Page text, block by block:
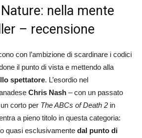
nella mente
– recensione
con l’ambizione di scardinare i codici
il punto di vista e mettendo alla
spettatore. L’esordio nel
Chris Nash – con un passato
corto per The ABCs of Death 2 in
a pieno titolo in questa categoria:
quasi esclusivamente dal punto di